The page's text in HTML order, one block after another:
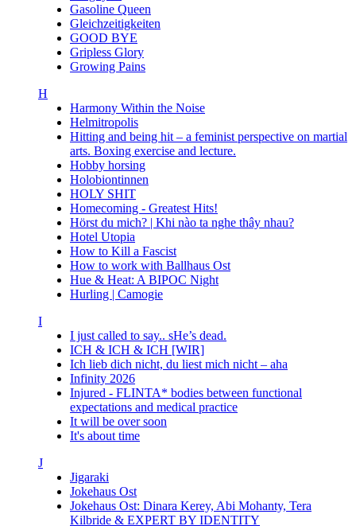
Gasoline Queen
Gleichzeitigkeiten
GOOD BYE
Gripless Glory
Growing Pains
H
Harmony Within the Noise
Helmitropolis
Hitting and being hit – a feminist perspective on martial
arts. Boxing exercise and lecture.
Hobby horsing
Holobiontinnen
HOLY SHIT
Homecoming - Greatest Hits!
Hörst du mich? | Khi nào ta nghe thây nhau?
Hotel Utopia
How to Kill a Fascist
How to work with Ballhaus Ost
Hue & Heat: A BIPOC Night
Hurling | Camogie
I
I just called to say.. sHe’s dead.
ICH & ICH & ICH [WIR]
Ich lieb dich nicht, du liest mich nicht – aha
Infinity 2026
Injured - FLINTA* bodies between functional
expectations and medical practice
It will be over soon
It's about time
J
Jigaraki
Jokehaus Ost
Jokehaus Ost: Dinara Kerey, Abi Mohanty, Tera
Kilbride & EXPERT BY IDENTITY